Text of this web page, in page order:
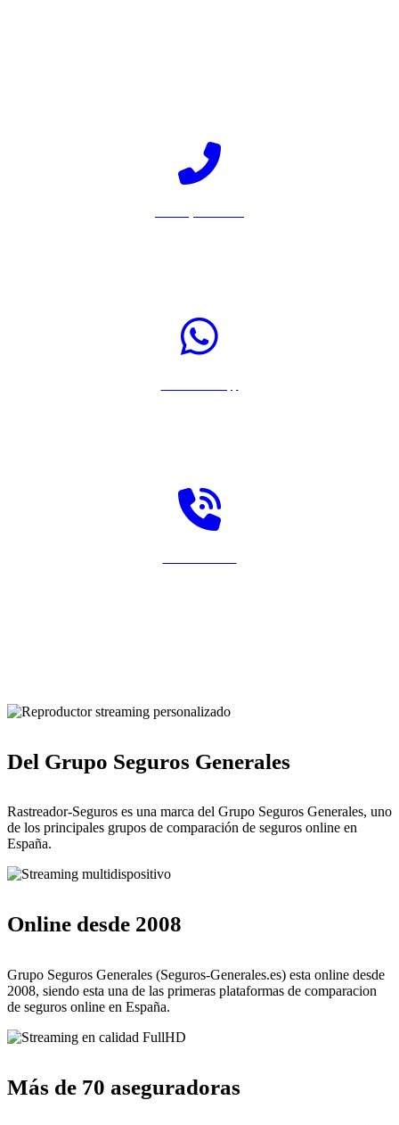
Del Grupo Seguros Generales
Rastreador-Seguros es una marca del Grupo Seguros Generales, uno
de los principales grupos de comparación de seguros online en
España.
Online desde 2008
Grupo Seguros Generales (Seguros-Generales.es) esta online desde
2008, siendo esta una de las primeras plataformas de comparacion
de seguros online en España.
Más de 70 aseguradoras